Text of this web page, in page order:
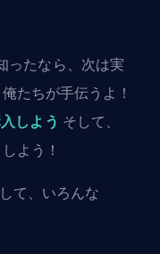
たなら、次は実
たちが手伝うよ！
しよう そして、
よう！
して、いろんな